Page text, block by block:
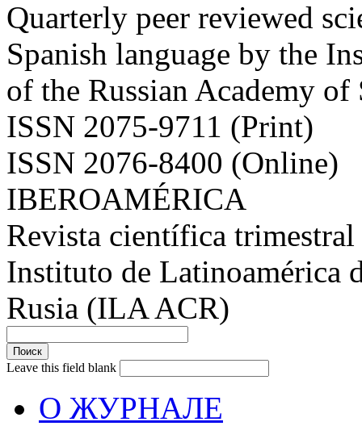
Quarterly peer reviewed
Spanish language by the
of the Russian Academy
ISSN 2075-9711 (Print)
ISSN 2076-8400 (Online)
IBEROAMÉRICA
Revista científica
Instituto de Latinoamérica
Rusia (ILA ACR)
Leave this field blank
О ЖУРНАЛЕ